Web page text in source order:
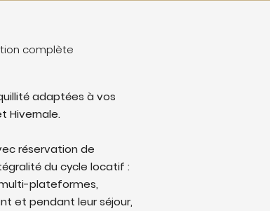
complète
adaptées à vos
Hivernale.
réservation de
du cycle locatif :
plateformes,
et pendant leur séjour,